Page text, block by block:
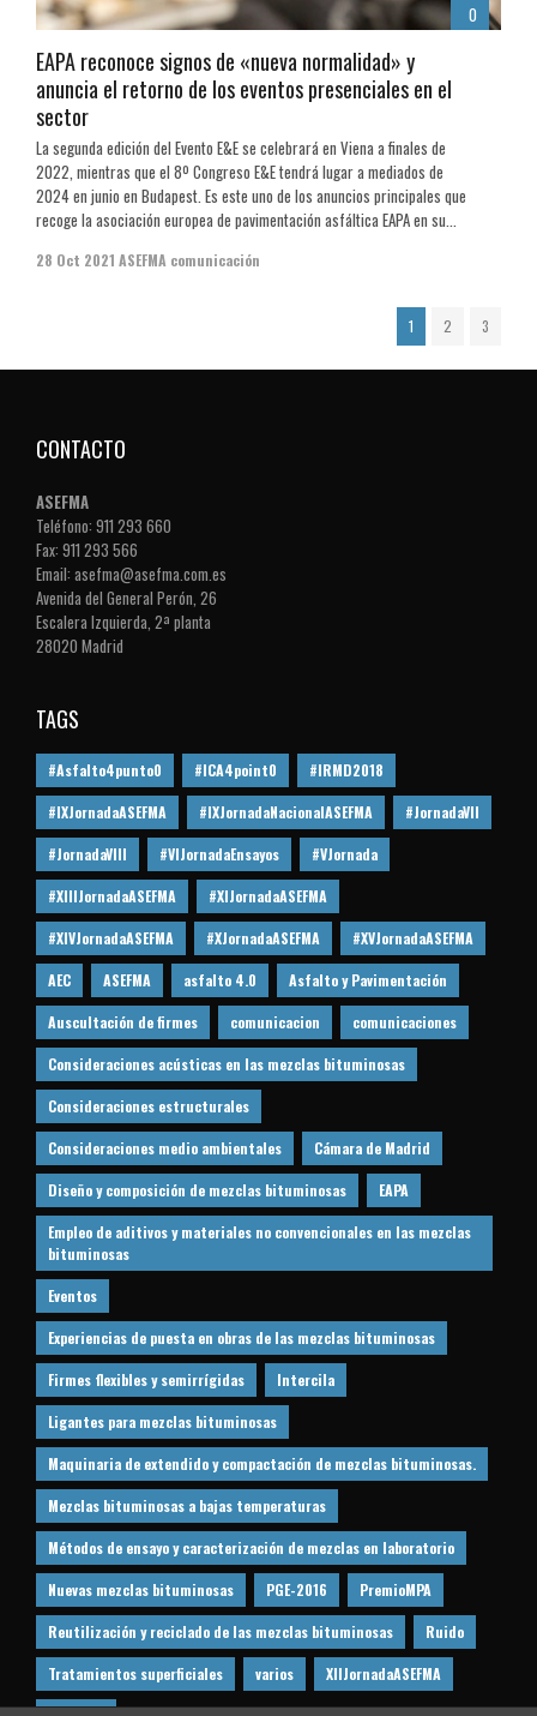
0
EAPA reconoce signos de «nueva normalidad» y
anuncia el retorno de los eventos presenciales en el
sector
La segunda edición del Evento E&E se celebrará en Viena a finales de
2022, mientras que el 8º Congreso E&E tendrá lugar a mediados de
2024 en junio en Budapest. Es este uno de los anuncios principales que
recoge la asociación europea de pavimentación asfáltica EAPA en su...
28 Oct 2021 ASEFMA comunicación
1 2 3
CONTACTO
ASEFMA
Teléfono: 911 293 660
Fax: 911 293 566
Email: asefma@asefma.com.es
Avenida del General Perón, 26
Escalera Izquierda, 2ª planta
28020 Madrid
TAGS
#Asfalto4punto0 #ICA4point0 #IRMD2018
#IXJornadaASEFMA #IXJornadaNacionalASEFMA #JornadaVII
#JornadaVIII #VIJornadaEnsayos #VJornada
#XIIIJornadaASEFMA #XIJornadaASEFMA
#XIVJornadaASEFMA #XJornadaASEFMA #XVJornadaASEFMA
AEC ASEFMA asfalto 4.0 Asfalto y Pavimentación
Auscultación de firmes comunicacion comunicaciones
Consideraciones acústicas en las mezclas bituminosas
Consideraciones estructurales
Consideraciones medio ambientales Cámara de Madrid
Diseño y composición de mezclas bituminosas EAPA
Empleo de aditivos y materiales no convencionales en las mezclas
bituminosas
Eventos
Experiencias de puesta en obras de las mezclas bituminosas
Firmes flexibles y semirrígidas Intercila
Ligantes para mezclas bituminosas
Maquinaria de extendido y compactación de mezclas bituminosas.
Mezclas bituminosas a bajas temperaturas
Métodos de ensayo y caracterización de mezclas en laboratorio
Nuevas mezclas bituminosas PGE-2016 PremioMPA
Reutilización y reciclado de las mezclas bituminosas Ruido
Tratamientos superficiales varios XIIJornadaASEFMA